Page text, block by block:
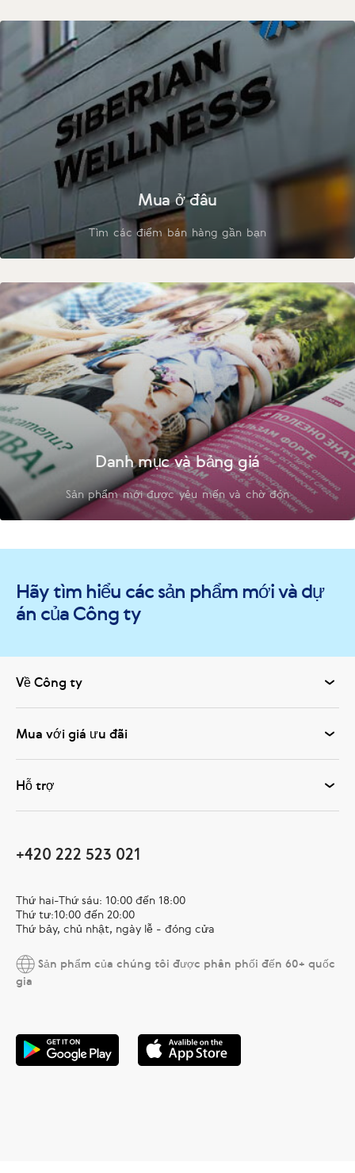
Mua ở đâu
Tìm các điểm bán hàng gần bạn
Danh mục và bảng giá
Sản phẩm mới được yêu mến và chờ đón
Hãy tìm hiểu các sản phẩm mới và dự
án của Công ty
Về Công ty
Mua với giá ưu đãi
Hỗ trợ
+420 222 523 021
Thứ hai-Thứ sáu: 10:00 đến 18:00
Thứ tư:10:00 đến 20:00
Thứ bảy, chủ nhật, ngày lễ - đóng cửa
Sản phẩm của chúng tôi được phân phối đến 60+ quốc
gia